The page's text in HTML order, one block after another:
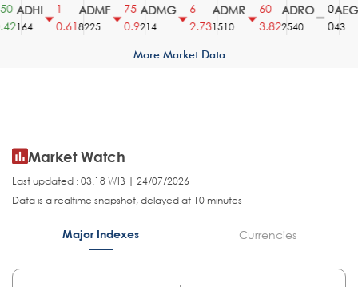
ADHI
164
0.61
ADMF
8225
75
0.9
ADMG
214
2.73
ADMR
1510
60
3.82
ADRO
2540
AEGS
43
More Market Data
Market Watch
Last updated : 03.18 WIB | 24/07/2026
Data is a realtime snapshot, delayed at 10 minutes
Major Indexes Currencies